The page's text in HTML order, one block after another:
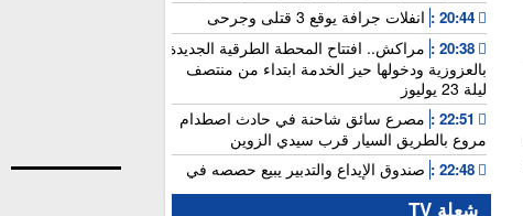
20:44 : انفلات جرافة يوقع 3 قتلى وجرحى
20:38 :
مراكش.. افتتاح المحطة الطرقية الجديدة
بالعزوزية ودخولها حيز الخدمة ابتداء من منتصف
ليلة 23 يوليوز
22:51 :
مصرع سائق شاحنة في حادث اصطدام
مروع بالطريق السيار قرب سيدي الزوين
22:48 :
صندوق الإيداع والتدبير يبيع حصصه في
بنك “سياش”
شعلة TV